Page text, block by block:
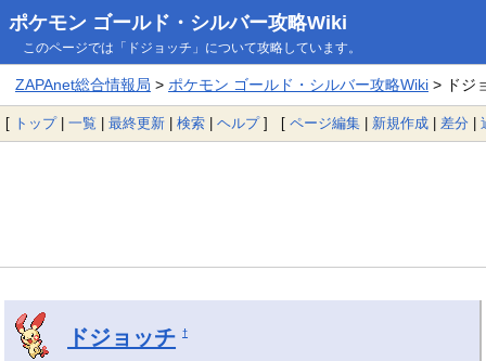
ポケモン ゴールド・シルバー攻略Wiki
このページでは「ドジョッチ」について攻略しています。
ZAPAnet総合情報局 > ポケモン ゴールド・シルバー攻略Wiki> ドジ
[ トップ| 一覧 | 最終更新 | 検索 | ヘルプ] [ ページ編集 | 新規作成 | 差分 |
ドジョッチ †